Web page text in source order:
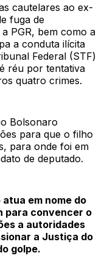
cautelares ao ex-
fuga de
PGR, bem como a
a conduta ilícita
Federal (STF)
réu por tentativa
quatro crimes.
Bolsonaro
para que o filho
para onde foi em
de deputado.
atua em nome do
para convencer o
a autoridades
a Justiça do
golpe.